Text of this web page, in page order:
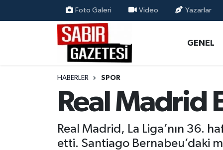
Foto Galeri Video Yazarlar
GENEL
HABERLER SPOR
Real Madrid
Real Madrid, La Liga’nın 36.
etti. Santiago Bernabeu’daki
ÖZEL HABER
MAGAZİN
EKONOMİ
Osmaniye Nöbetçi Eczaneler
Osmaniye Hava Durumu
Süper Lig Puan Durumu ve Fikstür
Tüm Manşetler